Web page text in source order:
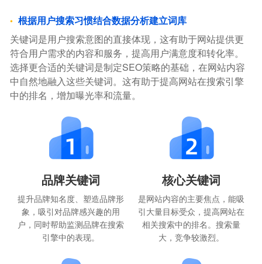
根据用户搜索习惯结合数据分析建立词库
关键词是用户搜索意图的直接体现，这有助于网站提供更
符合用户需求的内容和服务，提高用户满意度和转化率。
选择更合适的关键词是制定SEO策略的基础，在网站内容
中自然地融入这些关键词。这有助于提高网站在搜索引擎
中的排名，增加曝光率和流量。
品牌关键词
提升品牌知名度、塑造品牌形
象，吸引对品牌感兴趣的用
户，同时帮助监测品牌在搜索
引擎中的表现。
核心关键词
是网站内容的主要焦点，能吸
引大量目标受众，提高网站在
相关搜索中的排名。搜索量
大，竞争较激烈。